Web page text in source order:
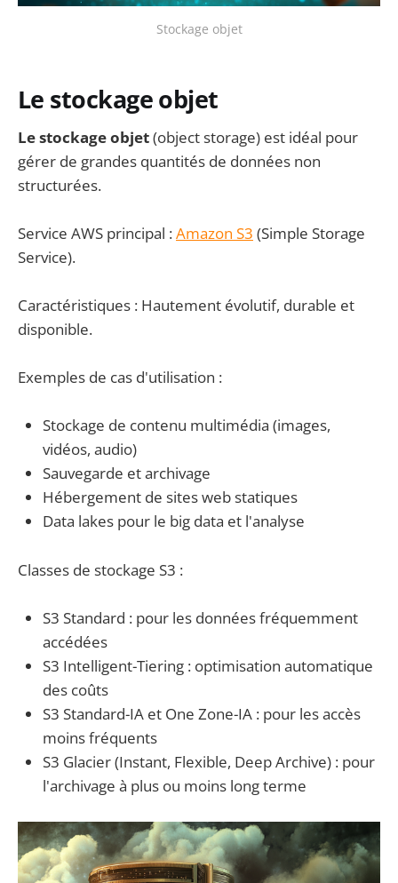
Stockage objet
Le stockage objet
Le stockage objet(object storage) est idéal pour
gérer de grandes quantités de données non
structurées.
Service AWS principal :Amazon S3 (Simple Storage
Service).
Caractéristiques : Hautement évolutif, durable et
disponible.
Exemples de cas d'utilisation :
Stockage de contenu multimédia (images,
vidéos, audio)
Sauvegarde et archivage
Hébergement de sites web statiques
Data lakes pour le big data et l'analyse
Classes de stockage S3 :
S3 Standard : pour les données fréquemment
accédées
S3 Intelligent-Tiering : optimisation automatique
des coûts
S3 Standard-IA et One Zone-IA : pour les accès
moins fréquents
S3 Glacier (Instant, Flexible, Deep Archive) : pour
l'archivage à plus ou moins long terme